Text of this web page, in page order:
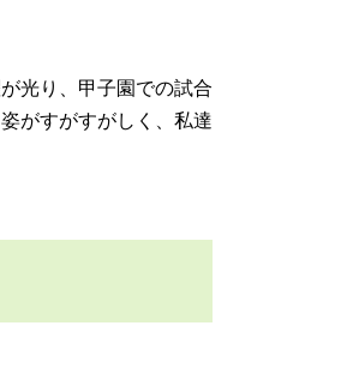
光り、甲子園での試合
がすがすがしく、私達